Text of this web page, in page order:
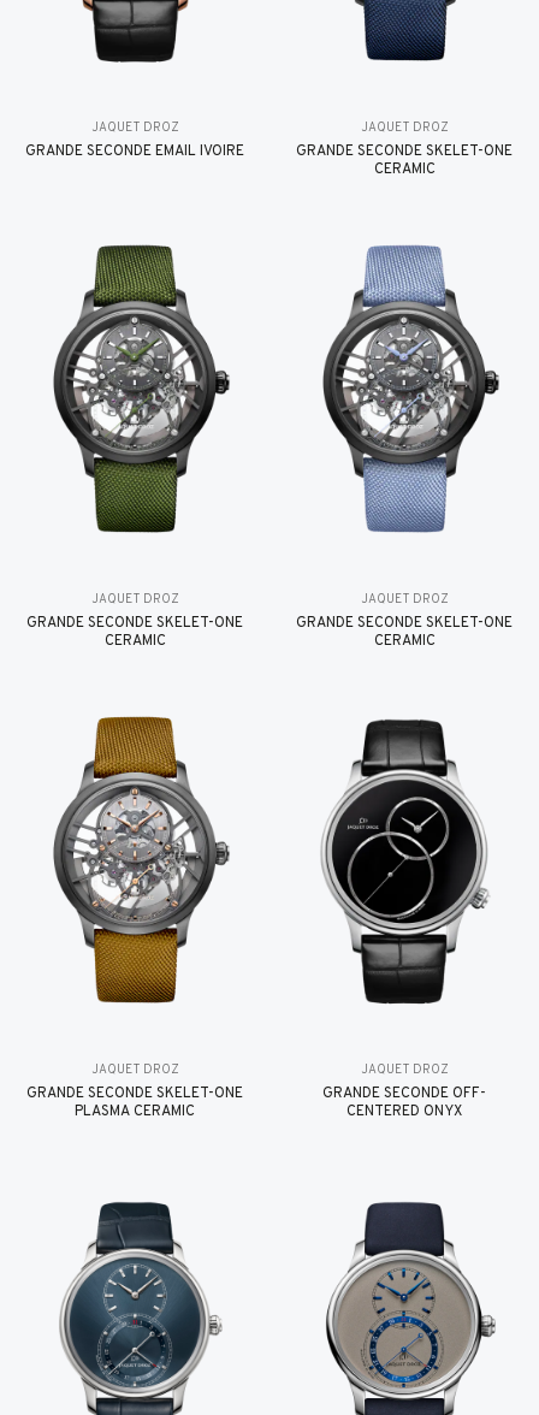
JAQUET DROZ
GRANDE SECONDE EMAIL IVOIRE
JAQUET DROZ
GRANDE SECONDE SKELET-ONE
CERAMIC
JAQUET DROZ
GRANDE SECONDE SKELET-ONE
CERAMIC
JAQUET DROZ
GRANDE SECONDE SKELET-ONE
CERAMIC
JAQUET DROZ
GRANDE SECONDE SKELET-ONE
PLASMA CERAMIC
JAQUET DROZ
GRANDE SECONDE OFF-
CENTERED ONYX